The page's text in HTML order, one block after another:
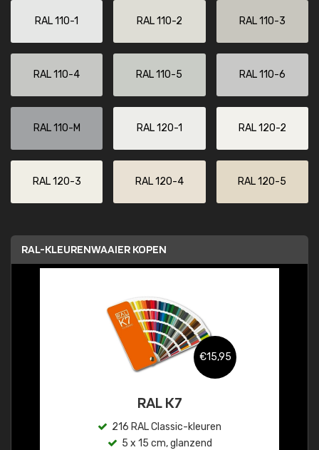
RAL 110-1 RAL 110-2 RAL 110-3
RAL 110-4 RAL 110-5 RAL 110-6
RAL 110-M RAL 120-1 RAL 120-2
RAL 120-3 RAL 120-4 RAL 120-5
RAL-KLEURENWAAIER KOPEN
€15,95
RAL K7
216 RAL Classic-kleuren
5 x 15 cm, glanzend